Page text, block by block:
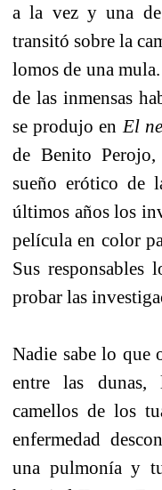
a la vez y una
transitó sobre la
lomos de una
de las inmensas
se produjo en El
de Benito
sueño erótico de
últimos años los
película en color
Sus responsables
probar las
Nadie sabe lo que
entre las
camellos de los
enfermedad
una pulmonía y